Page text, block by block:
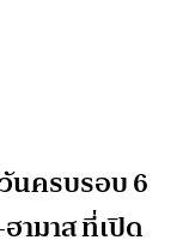
นครบรอบ 6
ามาส ที่เปิด